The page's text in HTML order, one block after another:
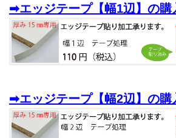
➡エッジテープ【幅1辺】の購
➡エッジテープ【幅2辺】の購